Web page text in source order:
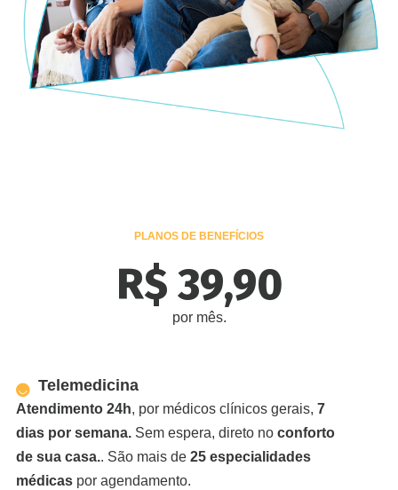
PLANOS DE BENEFÍCIOS
R$ 39,90
por mês.
Telemedicina
Atendimento 24h, por médicos clínicos gerais, 7
dias por semana. Sem espera, direto no conforto
de sua casa.. São mais de 25 especialidades
médicas por agendamento.